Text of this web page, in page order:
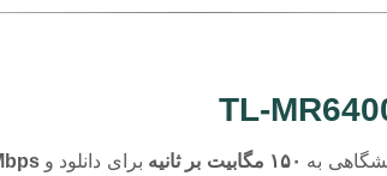
۱۵۰ مگابیت بر ثانیه برای دانلود و